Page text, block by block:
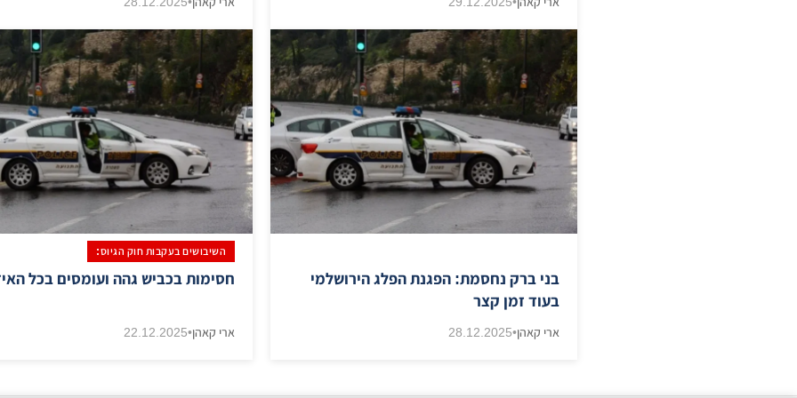
בני ברק נחסמת: הפגנת הפלג הירושלמי
בעוד זמן קצר
ארי קאהן•
28.12.2025
השיבושים בעקבות חוק הגיוס:
חסימות בכביש גהה ועומסים בכל
ארי קאהן•
22.12.2025